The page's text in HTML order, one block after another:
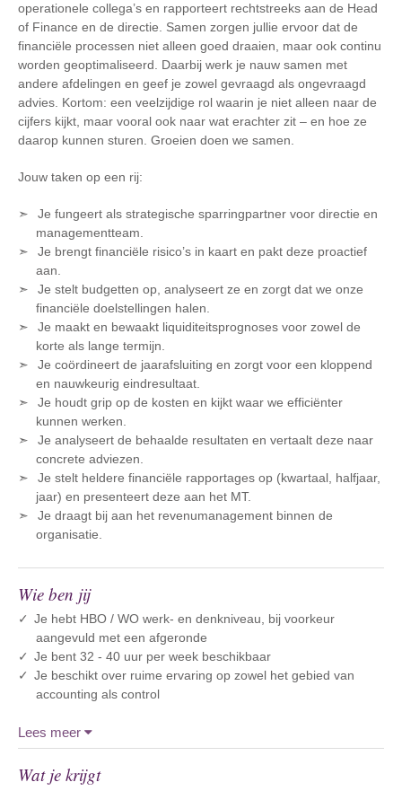
operationele collega’s en rapporteert rechtstreeks aan de Head
of Finance en de directie. Samen zorgen jullie ervoor dat de
financiële processen niet alleen goed draaien, maar ook continu
worden geoptimaliseerd. Daarbij werk je nauw samen met
andere afdelingen en geef je zowel gevraagd als ongevraagd
advies. Kortom: een veelzijdige rol waarin je niet alleen naar de
cijfers kijkt, maar vooral ook naar wat erachter zit – en hoe ze
daarop kunnen sturen. Groeien doen we samen.
Jouw taken op een rij:
Je fungeert als strategische sparringpartner voor directie en
managementteam.
Je brengt financiële risico’s in kaart en pakt deze proactief
aan.
Je stelt budgetten op, analyseert ze en zorgt dat we onze
financiële doelstellingen halen.
Je maakt en bewaakt liquiditeitsprognoses voor zowel de
korte als lange termijn.
Je coördineert de jaarafsluiting en zorgt voor een kloppend
en nauwkeurig eindresultaat.
Je houdt grip op de kosten en kijkt waar we efficiënter
kunnen werken.
Je analyseert de behaalde resultaten en vertaalt deze naar
concrete adviezen.
Je stelt heldere financiële rapportages op (kwartaal, halfjaar,
jaar) en presenteert deze aan het MT.
Je draagt bij aan het revenumanagement binnen de
organisatie.
Wie ben jij
Je hebt HBO / WO werk- en denkniveau, bij voorkeur
aangevuld met een afgeronde
Je bent 32 - 40 uur per week beschikbaar
Je beschikt over ruime ervaring op zowel het gebied van
accounting als control
Lees meer
Wat je krijgt